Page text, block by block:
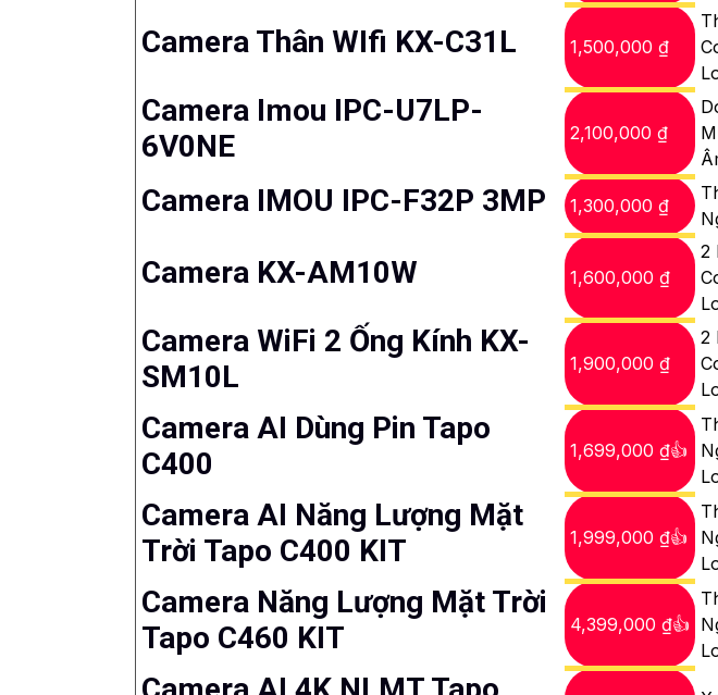
Camera Thân WIfi KX-C31L 1,500,000 ₫
Camera Imou IPC-U7LP-
6V0NE
2,100,000 ₫
Camera IMOU IPC-F32P 3MP 1,300,000 ₫
Camera KX-AM10W 1,600,000 ₫
2
Camera WiFi 2 Ống Kính KX-
SM10L
1,900,000 ₫
2
Camera AI Dùng Pin Tapo
C400
1,699,000 ₫👍
Camera AI Năng Lượng Mặt
Trời Tapo C400 KIT
1,999,000 ₫👍
Camera Năng Lượng Mặt Trời
Tapo C460 KIT
4,399,000 ₫👍